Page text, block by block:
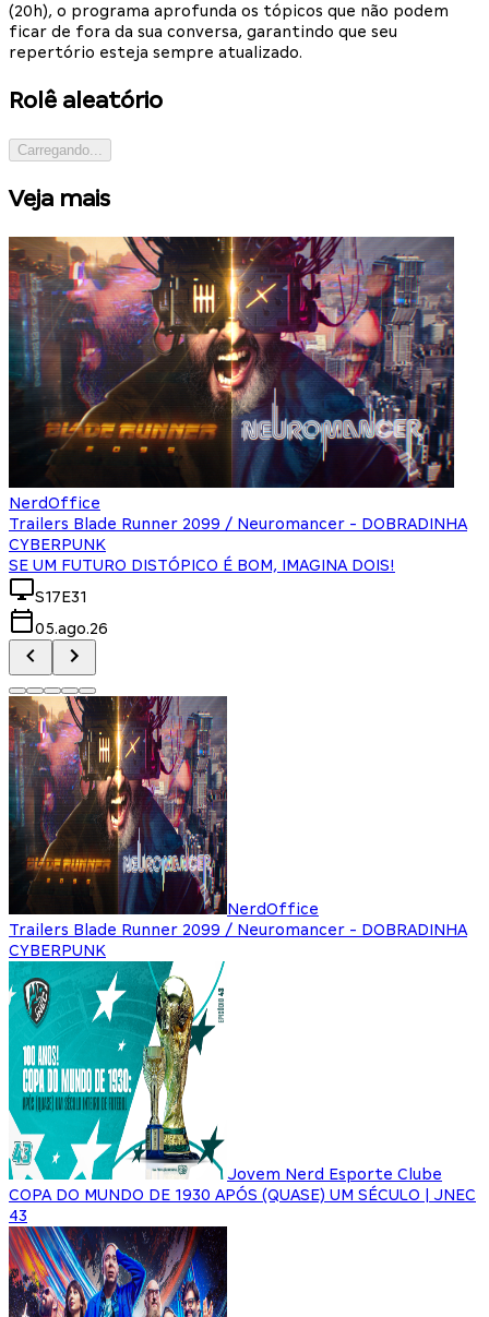
(20h), o programa aprofunda os tópicos que não podem
ficar de fora da sua conversa, garantindo que seu
repertório esteja sempre atualizado.
Rolê aleatório
Carregando...
Veja mais
NerdOffice
Trailers Blade Runner 2099 / Neuromancer - DOBRADINHA
CYBERPUNK
SE UM FUTURO DISTÓPICO É BOM, IMAGINA DOIS!
S17E31
05.ago.26
NerdOffice
Trailers Blade Runner 2099 / Neuromancer - DOBRADINHA
CYBERPUNK
Jovem Nerd Esporte Clube
COPA DO MUNDO DE 1930 APÓS (QUASE) UM SÉCULO | JNEC
43